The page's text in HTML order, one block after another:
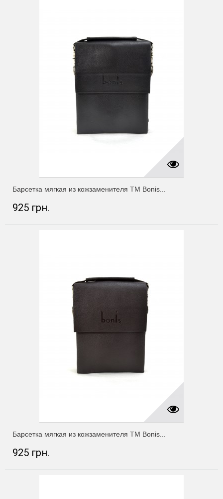
Барсетка мягкая из кожзаменителя ТМ Bonis...
925 грн.
Барсетка мягкая из кожзаменителя ТМ Bonis...
925 грн.